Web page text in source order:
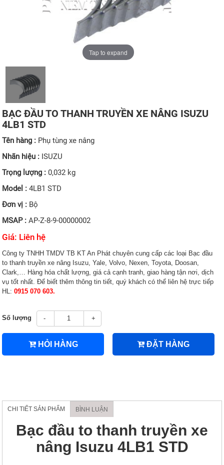
Tap to expand
BẠC ĐẦU TO THANH TRUYỀN XE NÂNG ISUZU
4LB1 STD
Tên hàng : Phụ tùng xe nâng
Nhãn hiệu : ISUZU
Trọng lượng :0,032 kg
Model :4LB1 STD
Đơn vị : Bộ
MSAP :AP-Z-8-9-00000002
Giá: Liên hệ
Công ty TNHH TMDV TB KT An Phát chuyên cung cấp các loại Bạc đầu
to thanh truyền xe nâng Isuzu, Yale, Volvo, Nexen, Toyota, Doosan,
Clark,… Hàng hóa chất lượng, giá cả cạnh tranh, giao hàng tận nơi, dịch
vụ tốt nhất. Để biết thêm thông tin tiết, quý khách có thể liên hệ trực tiếp
HL:0915 070 603.
Số lượng - +
HỎI HÀNG ĐẶT HÀNG
CHI TIẾT SẢN PHẨM BÌNH LUẬN
Bạc đầu to thanh truyền xe
nâng Isuzu 4LB1 STD